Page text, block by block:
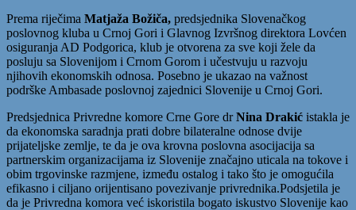
Prema riječima Matjaža Božiča, predsjednika Slovenačkog
poslovnog kluba u Crnoj Gori i Glavnog Izvršnog direktora Lovćen
osiguranja AD Podgorica, klub je otvorena za sve koji žele da
posluju sa Slovenijom i Crnom Gorom i učestvuju u razvoju
njihovih ekonomskih odnosa. Posebno je ukazao na važnost
podrške Ambasade poslovnoj zajednici Slovenije u Crnoj Gori.
Predsjednica Privredne komore Crne Gore drNina Drakić istakla je
da ekonomska saradnja prati dobre bilateralne odnose dvije
prijateljske zemlje, te da je ova krovna poslovna asocijacija sa
partnerskim organizacijama iz Slovenije značajno uticala na tokove i
obim trgovinske razmjene, između ostalog i tako što je omogućila
efikasno i ciljano orijentisano povezivanje privrednika.Podsjetila je
da je Privredna komora već iskoristila bogato iskustvo Slovenije kao